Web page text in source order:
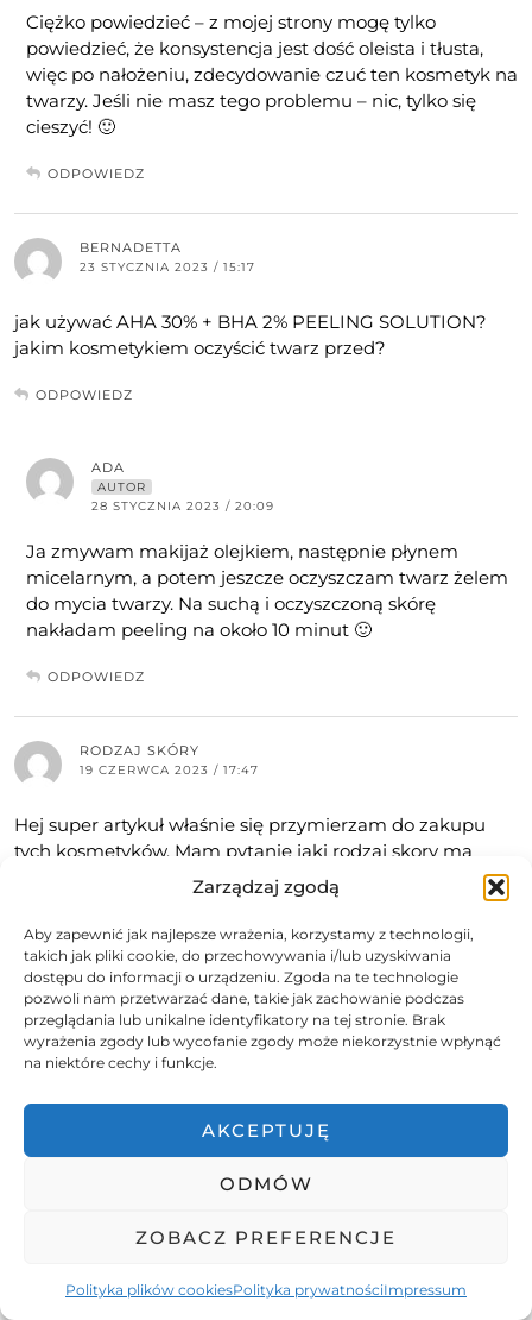
Zarządzaj zgodą
Aby zapewnić jak najlepsze wrażenia, korzystamy z technologii,
takich jak pliki cookie, do przechowywania i/lub uzyskiwania
dostępu do informacji o urządzeniu. Zgoda na te technologie
pozwoli nam przetwarzać dane, takie jak zachowanie podczas
przeglądania lub unikalne identyfikatory na tej stronie. Brak
wyrażenia zgody lub wycofanie zgody może niekorzystnie wpłynąć
na niektóre cechy i funkcje.
AKCEPTUJĘ
ODMÓW
ZOBACZ PREFERENCJE
Polityka plików cookiesPolityka prywatnościImpressum
Ciężko powiedzieć – z mojej strony mogę tylko
powiedzieć, że konsystencja jest dość oleista i tłusta,
więc po nałożeniu, zdecydowanie czuć ten kosmetyk na
twarzy. Jeśli nie masz tego problemu – nic, tylko się
cieszyć! 🙂
ODPOWIEDZ
BERNADETTA
23 STYCZNIA 2023 / 15:17
jak używać AHA 30% + BHA 2% PEELING SOLUTION?
jakim kosmetykiem oczyścić twarz przed?
ODPOWIEDZ
ADA
AUTOR
28 STYCZNIA 2023 / 20:09
Ja zmywam makijaż olejkiem, następnie płynem
micelarnym, a potem jeszcze oczyszczam twarz żelem
do mycia twarzy. Na suchą i oczyszczoną skórę
nakładam peeling na około 10 minut 🙂
ODPOWIEDZ
RODZAJ SKÓRY
19 CZERWCA 2023 / 17:47
Hej super artykuł właśnie się przymierzam do zakupu
tych kosmetyków. Mam pytanie jaki rodzaj skory ma
pani? Bo może mam podobna albo zupełnie inną, wiec
może te kosmetyki z wit C będą dobre akurat dla mnie
☺️ dzięki, recenzja naprawdę pomogła
ODPOWIEDZ
ADA
AUTOR
Mam cerę mieszaną, w kierunku tłustej. Jednak jeśli
chodzi o te kosmetyki z wit. C, to nie sądzę, żeby
zależało to od rodzaju cery – te są po prostu kiepskie i
niestety mają słabe recenzje, więc to nie tylko moja
najbardziej polecam! Pisałam wpis 2 lata temu i wciąż